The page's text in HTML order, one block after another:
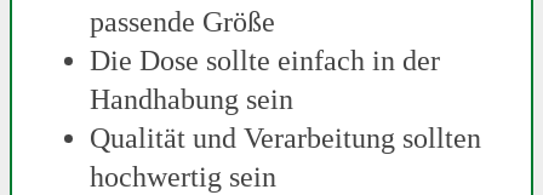
passende Größe
Die Dose sollte einfach in der
Handhabung sein
Qualität und Verarbeitung sollten
hochwertig sein